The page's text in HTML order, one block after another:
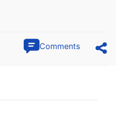
Comments